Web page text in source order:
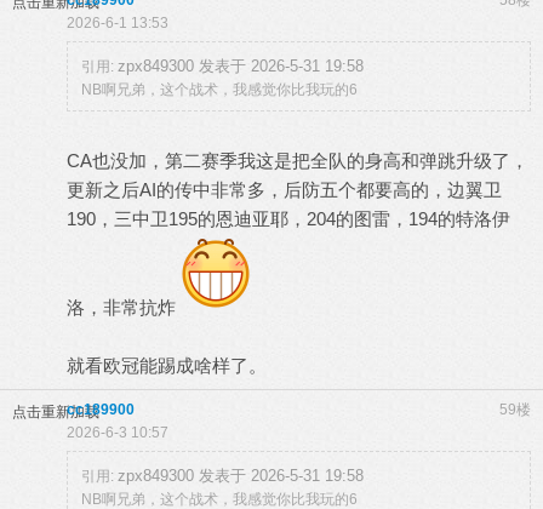
2026-6-1 13:53
引用: zpx849300 发表于 2026-5-31 19:58
NB啊兄弟，这个战术，我感觉你比我玩的6
CA也没加，第二赛季我这是把全队的身高和弹跳升级了，
更新之后AI的传中非常多，后防五个都要高的，边翼卫
190，三中卫195的恩迪亚耶，204的图雷，194的特洛伊
洛，非常抗炸
就看欧冠能踢成啥样了。
点击重新加载 59楼
cc189900
2026-6-3 10:57
引用: zpx849300 发表于 2026-5-31 19:58
NB啊兄弟，这个战术，我感觉你比我玩的6